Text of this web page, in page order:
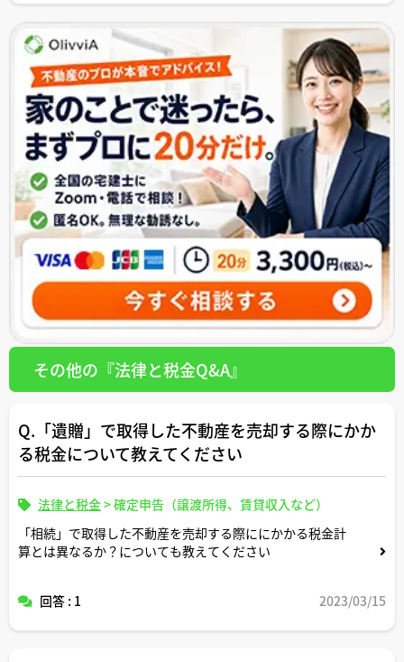
その他の『法律と税金Q&A』
Q.「遺贈」で取得した不動産を売却する際にかか
る税金について教えてください
法律と税金>確定申告（譲渡所得、賃貸収入など）
「相続」で取得した不動産を売却する際ににかかる税金計
算とは異なるか？についても教えてください
回答 : 1 2023/03/15